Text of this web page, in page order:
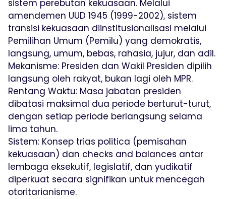
sistem perebutan kekuasaan. Melalui
amendemen UUD 1945 (1999-2002), sistem
transisi kekuasaan diinstitusionalisasi melalui
Pemilihan Umum (Pemilu) yang demokratis,
langsung, umum, bebas, rahasia, jujur, dan adil.
Mekanisme: Presiden dan Wakil Presiden dipilih
langsung oleh rakyat, bukan lagi oleh MPR.
Rentang Waktu: Masa jabatan presiden
dibatasi maksimal dua periode berturut-turut,
dengan setiap periode berlangsung selama
lima tahun.
Sistem: Konsep trias politica (pemisahan
kekuasaan) dan checks and balances antar
lembaga eksekutif, legislatif, dan yudikatif
diperkuat secara signifikan untuk mencegah
otoritarianisme.